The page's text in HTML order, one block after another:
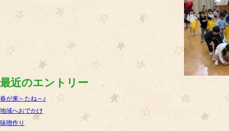
最近のエントリー
春が来～たね～♪
地域へおでかけ
味噌作り